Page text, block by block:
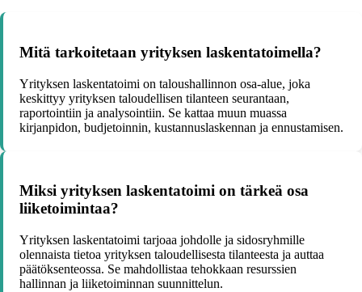
Mitä tarkoitetaan yrityksen laskentatoimella?
Yrityksen laskentatoimi on taloushallinnon osa-alue, joka
keskittyy yrityksen taloudellisen tilanteen seurantaan,
raportointiin ja analysointiin. Se kattaa muun muassa
kirjanpidon, budjetoinnin, kustannuslaskennan ja ennustamisen.
Miksi yrityksen laskentatoimi on tärkeä osa
liiketoimintaa?
Yrityksen laskentatoimi tarjoaa johdolle ja sidosryhmille
olennaista tietoa yrityksen taloudellisesta tilanteesta ja auttaa
päätöksenteossa. Se mahdollistaa tehokkaan resurssien
hallinnan ja liiketoiminnan suunnittelun.